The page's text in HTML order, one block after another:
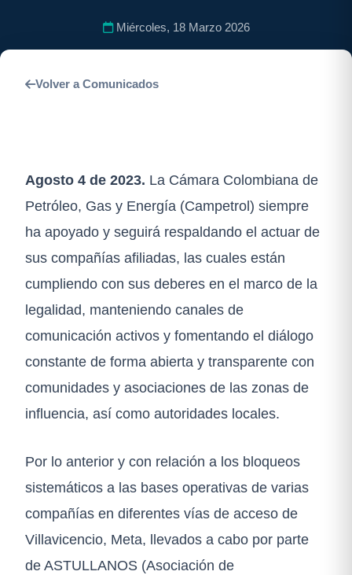
Miércoles, 18 Marzo 2026
Volver a Comunicados
Agosto 4 de 2023. La Cámara Colombiana de
Petróleo, Gas y Energía (Campetrol) siempre
ha apoyado y seguirá respaldando el actuar de
sus compañías afiliadas, las cuales están
cumpliendo con sus deberes en el marco de la
legalidad, manteniendo canales de
comunicación activos y fomentando el diálogo
constante de forma abierta y transparente con
comunidades y asociaciones de las zonas de
influencia, así como autoridades locales.
Por lo anterior y con relación a los bloqueos
sistemáticos a las bases operativas de varias
compañías en diferentes vías de acceso de
Villavicencio, Meta, llevados a cabo por parte
de ASTULLANOS (Asociación de